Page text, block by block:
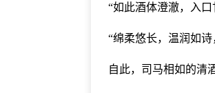
“如此酒体澄澈，入
“绵柔悠长，温润如
自此，司马相如的清